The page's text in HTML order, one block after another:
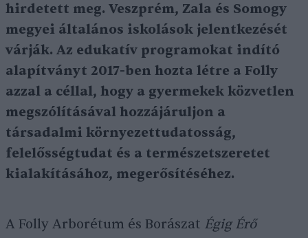
hirdetett meg. Veszprém, Zala és Somogy
megyei általános iskolások jelentkezését
várják. Az edukatív programokat indító
alapítványt 2017-ben hozta létre a Folly
azzal a céllal, hogy a gyermekek közvetlen
megszólításával hozzájáruljon a
társadalmi környezettudatosság,
felelősségtudat és a természetszeretet
kialakításához, megerősítéséhez.
A Folly Arborétum és Borászat Égig Érő